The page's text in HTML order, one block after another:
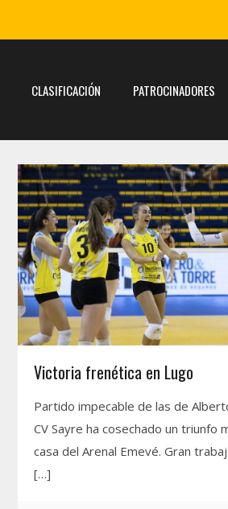
CLASIFICACIÓN PATROCINADORES
Victoria frenética en Lugo
Partido impecable de las de
CV Sayre ha cosechado un triunfo
casa del Arenal Emevé. Gran
[…]